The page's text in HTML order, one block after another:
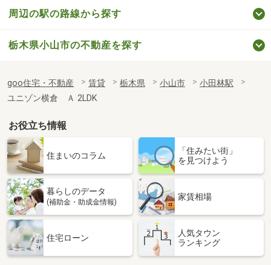
周辺の駅の路線から探す
栃木県小山市の不動産を探す
goo住宅・不動産 賃貸 栃木県 小山市
小田林駅
ユニゾン横倉 Ａ 2LDK
お役立ち情報
住まいのコラム
「住みたい街」
を見つけよう
暮らしのデータ
(補助金・助成金情報)
家賃相場
住宅ローン
人気タウン
ランキング